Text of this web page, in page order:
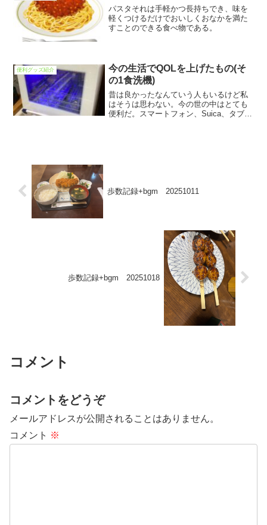
パスタそれは手軽かつ長持ちでき、味を
軽くつけるだけでおいしくおなかを満た
すことのできる食べ物である。
便利グッズ紹介
今の生活でQOLを上げたもの(そ
の1食洗機)
昔は良かったなんていう人もいるけど私
はそうは思わない。今の世の中はとても
便利だ。スマートフォン、Suica、タブレ
歩数記録+bgm 20251011
歩数記録+bgm 20251018
コメント
コメントをどうぞ
メールアドレスが公開されることはありません。
コメント ※